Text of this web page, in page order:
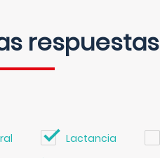
respuestas
Lactancia